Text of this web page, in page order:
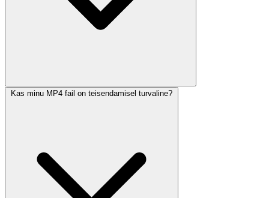
Kas minu MP4 fail on teisendamisel turvaline?